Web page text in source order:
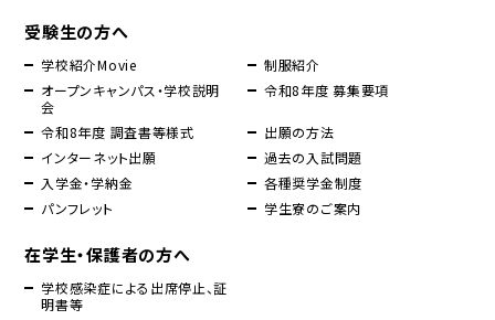
受験生の方へ
学校紹介Movie
制服紹介
オープンキャンパス・学校説明
会
令和8年度 募集要項
令和8年度 調査書等様式
出願の方法
インターネット出願
過去の入試問題
入学金・学納金
各種奨学金制度
パンフレット
学生寮のご案内
在学生・保護者の方へ
学校感染症による出席停止、証
明書等